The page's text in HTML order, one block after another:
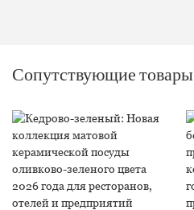
Сопутствующие товары